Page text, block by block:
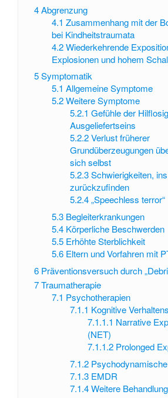
4Abgrenzung
4.1 Zusammenhang mit der
bei Kindheitstraumata
4.2 Wiederkehrende
Explosionen und hohem
5Symptomatik
5.1 Allgemeine Symptome
5.2 Weitere Symptome
5.2.1 Gefühle der
Ausgeliefertseins
5.2.2 Verlust früherer
Grundüberzeugungen
sich selbst
5.2.3 Schwierigkeiten,
zurückzufinden
5.2.4 „Speechless terror“
5.3 Begleiterkrankungen
5.4 Körperliche Beschwerden
5.5 Erhöhte Sterblichkeit
5.6 Eltern und Vorfahren mit
6 Präventionsversuch durch
7Traumatherapie
7.1 Psychotherapien
7.1.1 Kognitive
7.1.1.1 Narrative
(NET)
7.1.1.2 Prolonged
7.1.2
7.1.3 EMDR
7.1.4 Weitere